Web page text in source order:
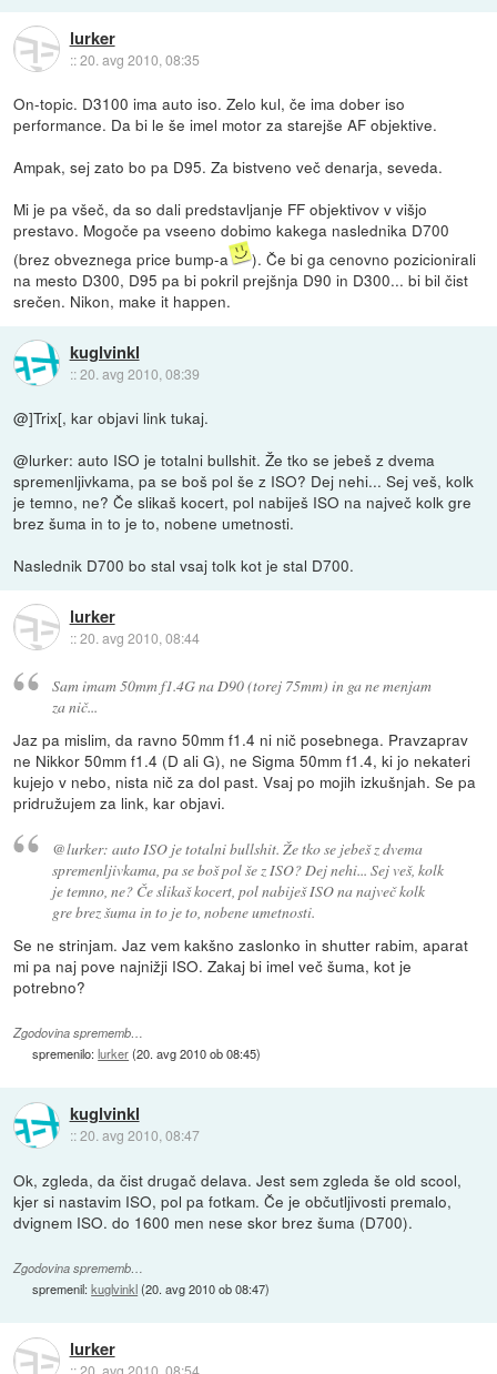
lurker
::20. avg 2010, 08:35
On-topic. D3100 ima auto iso. Zelo kul, če ima dober iso
performance. Da bi le še imel motor za starejše AF objektive.
Ampak, sej zato bo pa D95. Za bistveno več denarja, seveda.
Mi je pa všeč, da so dali predstavljanje FF objektivov v višjo
prestavo. Mogoče pa vseeno dobimo kakega naslednika D700
(brez obveznega price bump-a
). Če bi ga cenovno pozicionirali
na mesto D300, D95 pa bi pokril prejšnja D90 in D300... bi bil čist
srečen. Nikon, make it happen.
kuglvinkl
::20. avg 2010, 08:39
@]Trix[, kar objavi link tukaj.
@lurker: auto ISO je totalni bullshit. Že tko se jebeš z dvema
spremenljivkama, pa se boš pol še z ISO? Dej nehi... Sej veš, kolk
je temno, ne? Če slikaš kocert, pol nabiješ ISO na največ kolk gre
brez šuma in to je to, nobene umetnosti.
Naslednik D700 bo stal vsaj tolk kot je stal D700.
lurker
::20. avg 2010, 08:44
Sam imam 50mm f1.4G na D90 (torej 75mm) in ga ne menjam
za nič...
Jaz pa mislim, da ravno 50mm f1.4 ni nič posebnega. Pravzaprav
ne Nikkor 50mm f1.4 (D ali G), ne Sigma 50mm f1.4, ki jo nekateri
kujejo v nebo, nista nič za dol past. Vsaj po mojih izkušnjah. Se pa
pridružujem za link, kar objavi.
@lurker: auto ISO je totalni bullshit. Že tko se jebeš z dvema
spremenljivkama, pa se boš pol še z ISO? Dej nehi... Sej veš, kolk
je temno, ne? Če slikaš kocert, pol nabiješ ISO na največ kolk
gre brez šuma in to je to, nobene umetnosti.
Se ne strinjam. Jaz vem kakšno zaslonko in shutter rabim, aparat
mi pa naj pove najnižji ISO. Zakaj bi imel več šuma, kot je
potrebno?
Zgodovina sprememb…
spremenilo:lurker(20. avg 2010 ob 08:45)
kuglvinkl
::20. avg 2010, 08:47
Ok, zgleda, da čist drugač delava. Jest sem zgleda še old scool,
kjer si nastavim ISO, pol pa fotkam. Če je občutljivosti premalo,
dvignem ISO. do 1600 men nese skor brez šuma (D700).
Zgodovina sprememb…
spremenil:kuglvinkl(20. avg 2010 ob 08:47)
lurker